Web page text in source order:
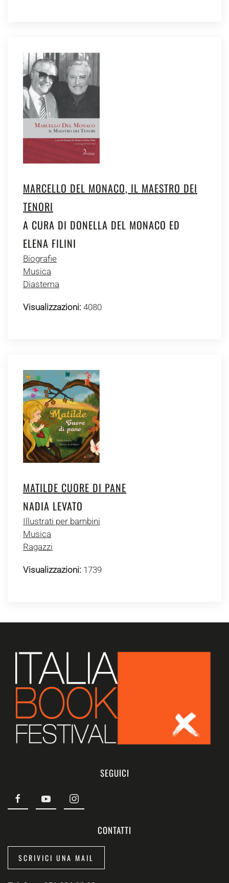
MARCELLO DEL MONACO, IL MAESTRO DEI
TENORI
A CURA DI DONELLA DEL MONACO ED
ELENA FILINI
Biografie
Musica
Diastema
Visualizzazioni: 4080
MATILDE CUORE DI PANE
NADIA LEVATO
Illustrati per bambini
Musica
Ragazzi
Visualizzazioni: 1739
SEGUICI
CONTATTI
SCRIVICI UNA MAIL